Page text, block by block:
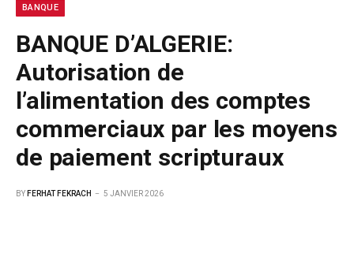
BANQUE
BANQUE D’ALGERIE:
Autorisation de
l’alimentation des comptes
commerciaux par les moyens
de paiement scripturaux
BY FERHAT FEKRACH 5 JANVIER 2026